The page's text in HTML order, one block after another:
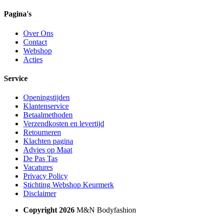
Pagina's
Over Ons
Contact
Webshop
Acties
Service
Openingstijden
Klantenservice
Betaalmethoden
Verzendkosten en levertijd
Retourneren
Klachten pagina
Advies op Maat
De Pas Tas
Vacatures
Privacy Policy
Stichting Webshop Keurmerk
Disclaimer
Copyright 2026 M&N Bodyfashion